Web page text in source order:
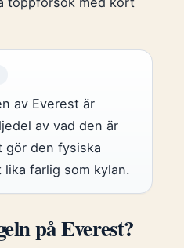
av Everest är
av vad den är
gör den fysiska
farlig som kylan.
på Everest?